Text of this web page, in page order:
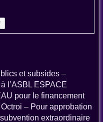
et subsides –
l’ASBL ESPACE
pour le financement
– Pour approbation
extraordinaire